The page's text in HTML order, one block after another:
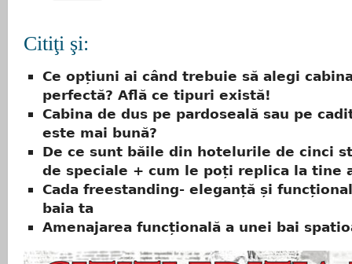
Citiţi şi:
Ce opțiuni ai când trebuie să alegi
perfectă? Află ce tipuri există!
Cabina de dus pe pardoseală sau pe
este mai bună?
De ce sunt băile din hotelurile de cinci
de speciale + cum le poți replica la tine
Cada freestanding- eleganță și
baia ta
Amenajarea funcțională a unei bai